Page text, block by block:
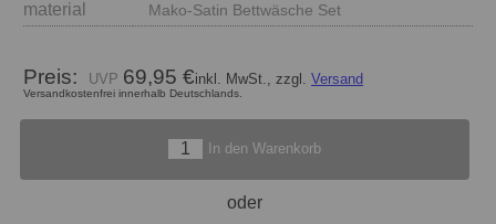
material Mako-Satin Bettwäsche Set
Preis: 69,95 €inkl. MwSt., zzgl. Versand
Versandkostenfrei innerhalb Deutschlands.
In den Warenkorb
oder